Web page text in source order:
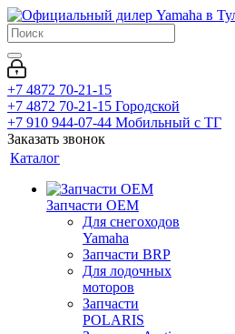
+7 4872 70-21-15
+7 4872 70-21-15 Городской
+7 910 944-07-44 Мобильный с ТГ
Заказать звонок
Каталог
Запчасти OEM
Для снегоходов
Yamaha
Запчасти BRP
Для лодочных
моторов
Запчасти
POLARIS